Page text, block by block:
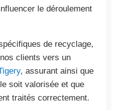
le déroulement
de recyclage,
clients vers un
, assurant ainsi que
soit valorisée et que
traités correctement.